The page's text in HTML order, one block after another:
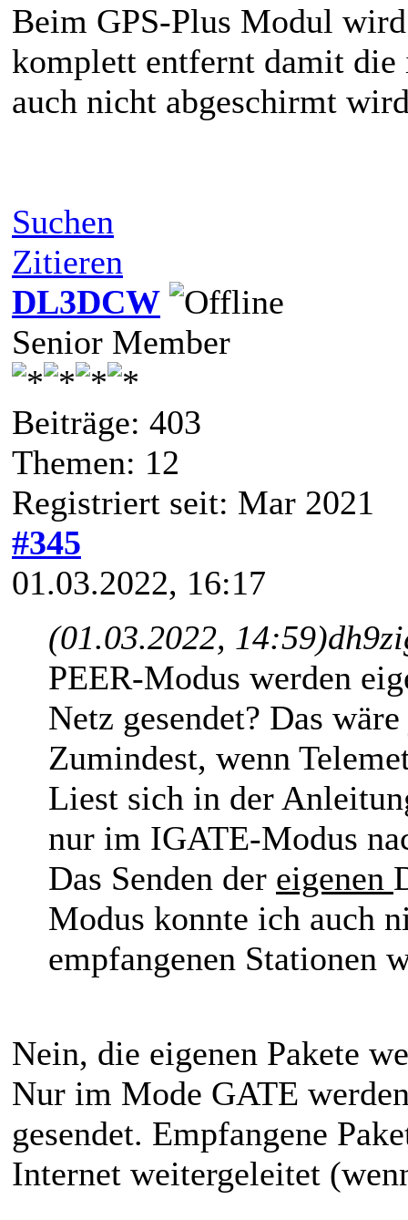
Beim GPS-Plus Modul
komplett entfernt damit die
auch nicht abgeschirmt
Suchen
Zitieren
DL3DCW
Senior Member
Beiträge: 403
Themen: 12
Registriert seit: Mar 2021
#345
01.03.2022, 16:17
(01.03.2022, 14:59)
PEER-Modus werden
Netz gesendet? Das
Zumindest, wenn
Liest sich in der
nur im IGATE-Modus
Das Senden der eigenen
Modus konnte ich auch
empfangenen Stationen
Nein, die eigenen Pakete
Nur im Mode GATE
gesendet. Empfangene
Internet weitergeleitet